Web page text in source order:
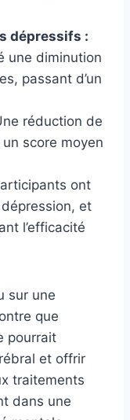
dépressifs :
une diminution
passant d’un
réduction de
score moyen
ont
et
l’efficacité
sur une
que
pourrait
et offrir
traitements
dans une